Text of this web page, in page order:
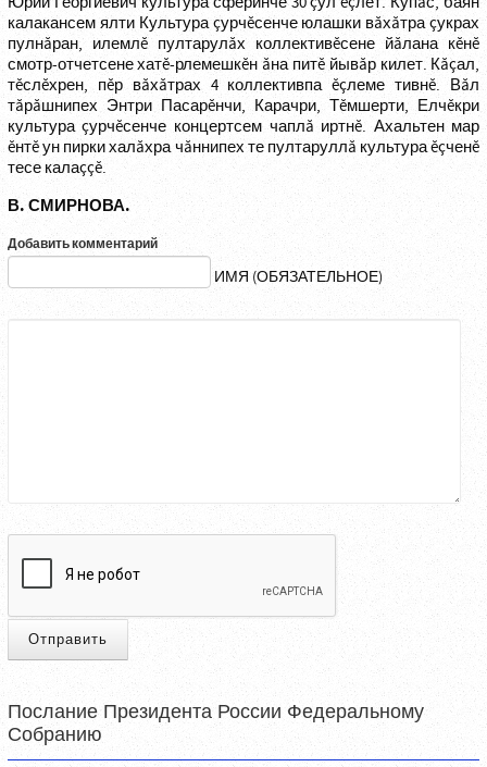
калакансем ялти Культура çурчĕсенче юлашки вăхăтра çукрах
пулнăран, илемлĕ пултарулăх коллективĕсене йăлана кĕнĕ
смотр-отчетсене хатĕ-рлемешкĕн ăна питĕ йывăр килет. Кăçал,
тĕслĕхрен, пĕр вăхăтрах 4 коллективпа ĕçлеме тивнĕ. Вăл
тăрăшнипех Энтри Пасарĕнчи, Карачри, Тĕмшерти, Елчĕкри
культура çурчĕсенче концертсем чаплă иртнĕ. Ахальтен мар
ĕнтĕ ун пирки халăхра чăннипех те пултаруллă культура ĕçченĕ
тесе калаççĕ.
В. СМИРНОВА.
Добавить комментарий
ИМЯ (ОБЯЗАТЕЛЬНОЕ)
Отправить
Послание Президента России Федеральному
Собранию